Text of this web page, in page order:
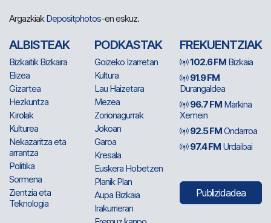
ArgazkiakDepositphotos-en eskuz.
ALBISTEAK
Bizkaitik Bizkaira
Elizea
Gizartea
Hezkuntza
Kirolak
Kulturea
Nekazaritza eta
arrantza
Politika
Sormena
Zientzia eta
Teknologia
PODKASTAK
Goizeko Izarretan
Kultura
Lau Haizetara
Mezea
Zorionagurrak
Jokoan
Garoa
Kresala
Euskera Hobetzen
Planik Plan
Aupa Bizkaia
Irakurrieran
FREKUENTZIAK
102.6 FM Bizkaia
91.9 FM
Durangaldea
96.7 FM Markina
Xemein
92.5 FMOndarroa
97.4 FM Urdaibai
Publizidadea